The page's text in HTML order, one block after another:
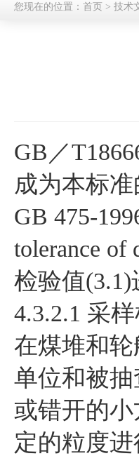
您现在的位置： 首页 > 技术
GB／
成为本标
GB 475-­
tolerance
检验值
4.3.2.1 采
在煤堆和
单位和被
或错开的
定的粒度